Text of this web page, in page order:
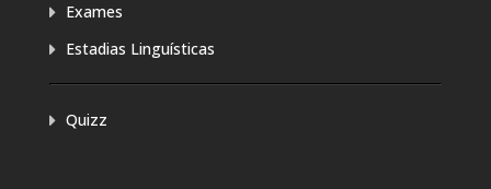
Exames
Estadias Linguísticas
Quizz